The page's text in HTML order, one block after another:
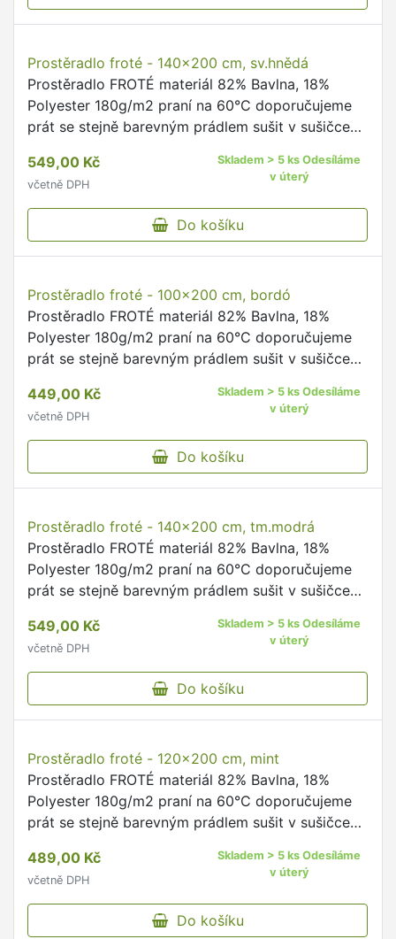
Krepové povlečení na dvoudeku - 200x200 cm,
2ks 70x90 cm - Dlaždice
Povlečení KREP materiál 100% Bavlna 135g/m2
obsah balení 1ks povlak na přikrývku + 2ks povlak
na polštář údržba povlečení praní na 40°C mírný
uzávěry dodržujte …
1 548,00 Kč
včetně DPH
v úterý
Do košíku
Prostěradlo froté - 140x200 cm, broskvová
Prostěradlo FROTÉ materiál 82% Bavlna, 18%
Polyester 180g/m2 praní na 60°C doporučujeme
prát se stejně barevným prádlem sušit v sušičce
549,00 Kč
Skladem > 5 ks Odesíláme
Do košíku